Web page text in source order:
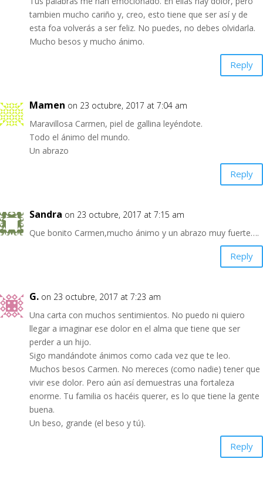
tambien mucho cariño y, creo, esto tiene que ser así y de
esta foa volverás a ser feliz. No puedes, no debes olvidarla.
Mucho besos y mucho ánimo.
Reply
Mamen on 23 octubre, 2017 at 7:04 am
Maravillosa Carmen, piel de gallina leyéndote.
Todo el ánimo del mundo.
Un abrazo
Reply
Sandra on 23 octubre, 2017 at 7:15 am
Que bonito Carmen,mucho ánimo y un abrazo muy fuerte….
Reply
G. on 23 octubre, 2017 at 7:23 am
Una carta con muchos sentimientos. No puedo ni quiero
llegar a imaginar ese dolor en el alma que tiene que ser
perder a un hijo.
Sigo mandándote ánimos como cada vez que te leo.
Muchos besos Carmen. No mereces (como nadie) tener que
vivir ese dolor. Pero aún así demuestras una fortaleza
enorme. Tu familia os hacéis querer, es lo que tiene la gente
buena.
Un beso, grande (el beso y tú).
Reply